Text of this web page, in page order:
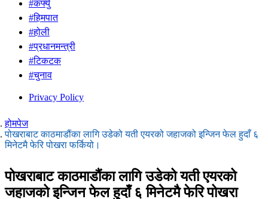
#कर्फ्यु
#हिमपात
#होली
#प्रधानमन्त्री
#टिकटक
#चुनाव
Privacy Policy
होमपेज
पोखराबाट काठमाडौंका लागि उडेको यती एयरको जहाजको इन्जिन फेल हुदाँ ६
मिनेटमै फेरि पोखरा फर्कियो।
पोखराबाट काठमाडौंका लागि उडेको यती एयरको
जहाजको इन्जिन फेल हुदाँ ६ मिनेटमै फेरि पोखरा